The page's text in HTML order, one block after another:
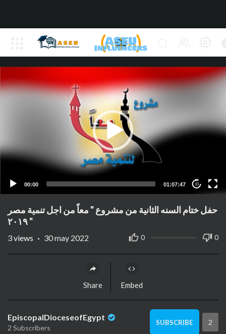
00:00 01:07:47 10
حفل ختام السنه الثانية من مشروع " معاً من اجل تنمية مصر
" ٢٠١٩
0 0
3views · 30 may 2022
Share Embed
EpiscopalDioceseofEgypt
2 Subscribers
SUBSCRIBE 2